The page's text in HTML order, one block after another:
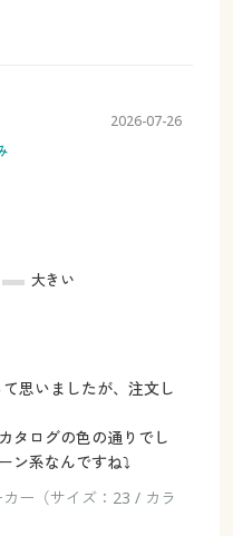
2026-07-26
大きい
思いましたが、注文し
タログの色の通りでし
ン系なんですね⤵️
ー（サイズ：23 / カラ